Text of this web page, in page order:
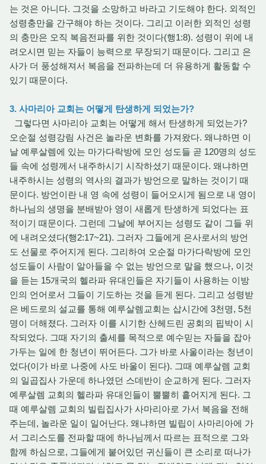
는 것은 아니다. 그것을 소망하고 바라고 기도해야 한다. 외적인
성령충만을 간구해야 하는 것이다. 그리고 이러한 외적인 성령
의 충만은 오직 복음전파를 위한 것이다(행1:8). 성령이 위에 내
려오시면 믿는 자들이 능력으로 무장되기 때문이다. 그리고 은
사가 더 풍성해져서 복음을 전파하는데 더 유용하게 활동할 수
있기 때문이다.
3. 사마리아 교회는 어떻게 탄생하게 되었는가?
그렇다면 사마리아 교회는 어떻게 해서 탄생하게 되었는가?
오순절 성령강림 사건은 놀라운 변화를 가져왔다. 왜냐하면 이
날 예루살렘에 있는 마가다락방에 모인 성도들 곧 120명의 성도
들 속에 성령께서 내주하시기 시작하셨기 때문이다. 왜냐하면
내주하시는 성령의 역사의 결과가 방언으로 말하는 것이기 때
문이다. 방언이란 내 영 속에 성령이 들어오시게 됨으로 내 영이
하나님의 생명을 분배받아 영이 새롭게 탄생하게 되었다는 표
적이기 때문이다. 그런데 그날에 부어지는 성령도 같이 그들 위
에 내려오셨다(행2:17~21). 그러자 그들에게 은사로서의 방언
도 선물로 주어지게 된다. 그리하여 오순절 마가다락방에 모인
성도들이 사람이 알아들을 수 없는 방언으로 말을 했으나, 이것
을 듣는 15개국의 헬라파 유대인들은 자기들이 사용하는 이방
인의 언어로서 그들이 기도하는 것을 듣게 된다. 그리고 성령받
은 베드로의 설교를 통해 예루살렘교회는 삽시간에 3천명, 5천
명이 더해졌다. 그러자 이를 시기한 산헤드린 공회의 핍박이 시
작되었다. 그때 자기의 출세를 목적으로 예수믿는 자들을 잡아
가두는 일에 한 청년이 뛰어든다. 그가 바로 사울이라는 청년이
었다(이가 바로 나중에 사도 바울이 된다). 그때 예루살렘 교회
의 일곱집사 가운데 하나였던 스데반이 순교하게 된다. 그러자
예루살렘 교회의 헬라파 유대인들이 뿔뿔히 흩어지게 된다. 그
때 예루살렘 교회의 빌립집사가 사마리아로 가서 복음을 전해
주는데, 놀라운 일이 일어난다. 왜냐하면 빌립이 사마리아에 가
서 그리스도를 전파할 때에 하나님께서 따르는 표적으로 그와
함께 하심으로, 그들에게 붙어있던 귀신들이 큰 소리로 떠나가